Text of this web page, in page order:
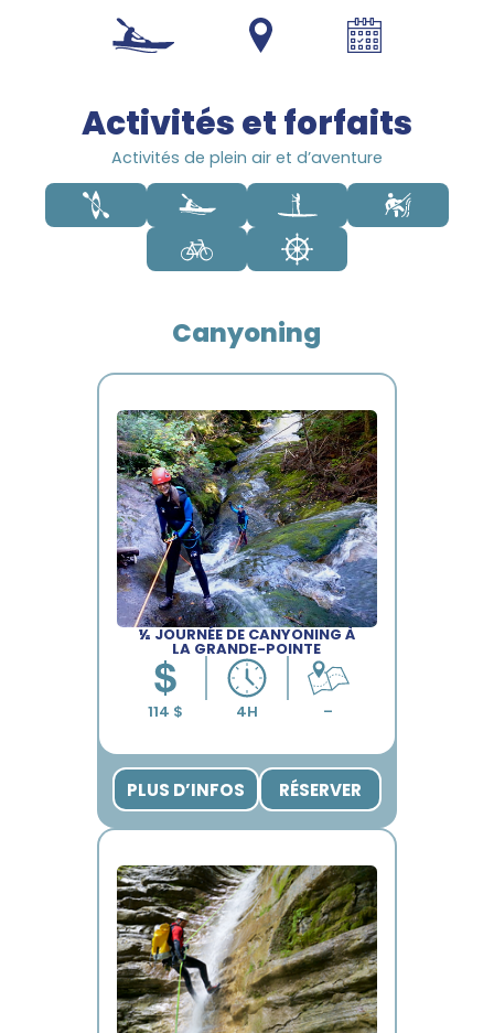
1 800 453-4850
Activités et forfaits
Activités de plein air et d’aventure
Canyoning
½ JOURNÉE DE CANYONING À
LA GRANDE-POINTE
PLUS D’INFOS RÉSERVER